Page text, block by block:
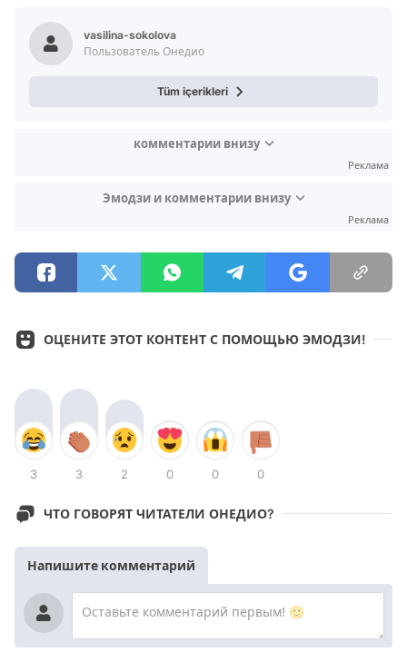
vasilina-sokolova
Пользователь Онедио
Tüm içerikleri
комментарии внизу
Реклама
Эмодзи и комментарии внизу
Реклама
ОЦЕНИТЕ ЭТОТ КОНТЕНТ С ПОМОЩЬЮ ЭМОДЗИ!
3 3 2 0 0 0
ЧТО ГОВОРЯТ ЧИТАТЕЛИ ОНЕДИО?
Напишите комментарий